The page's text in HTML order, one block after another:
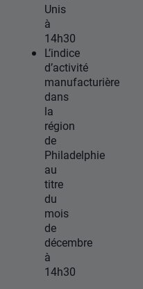
Unis
à
14h30
L’indice
d’activité
manufacturière
dans
la
région
de
Philadelphie
au
titre
du
mois
de
décembre
à
14h30